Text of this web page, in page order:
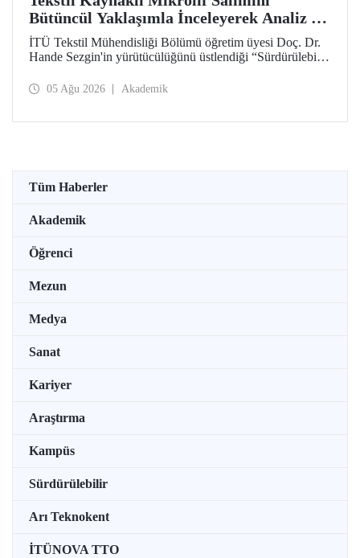
Bütüncül Yaklaşımla İnceleyerek Analiz ve
Azaltım Stratejileri Geliştirecek Projeye
TÜBİTAK Desteği
İTÜ Tekstil Mühendisliği Bölümü öğretim üyesi Doç. Dr.
Hande Sezgin'in yürütücülüğünü üstlendiği “Sürdürülebilir
Koşullarına Bağlı Mikrolif Salımı: Aşınma, UV Maruziyeti
05 Ağu 2026 Akademik
Tüm Haberler
Akademik
Öğrenci
Mezun
Medya
Sanat
Kariyer
Araştırma
Kampüs
Sürdürülebilir
Arı Teknokent
İTÜNOVA TTO